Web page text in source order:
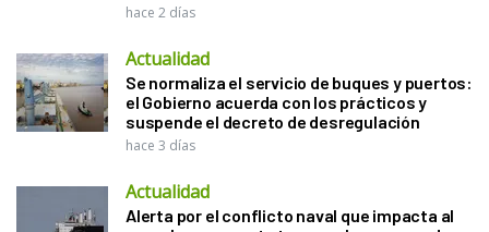
hace 2 días
Actualidad
Se normaliza el servicio de buques y puertos:
el Gobierno acuerda con los prácticos y
suspende el decreto de desregulación
hace 3 días
Actualidad
Alerta por el conflicto naval que impacta al